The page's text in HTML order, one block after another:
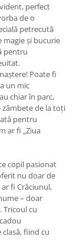
perfect
de o
petrecută
magie și bucurie
pentru
Poate fi
un mic
chiar în parc,
de la toți
pentru
ar fi „Ziua
copil pasionat
nu doar de
ar fi Crăciunul,
– doar
Tricoul cu
fiind cu